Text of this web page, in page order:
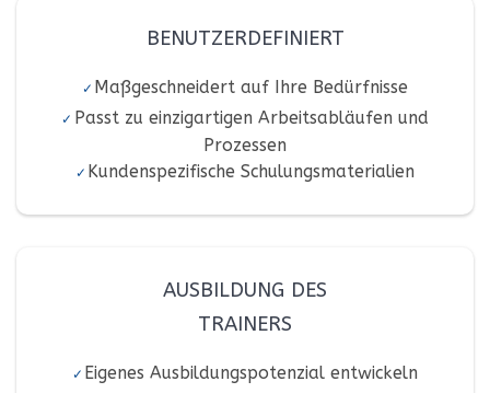
BENUTZERDEFINIERT
Maßgeschneidert auf Ihre Bedürfnisse
Passt zu einzigartigen Arbeitsabläufen und
Prozessen
Kundenspezifische Schulungsmaterialien
AUSBILDUNG DES
TRAINERS
Eigenes Ausbildungspotenzial entwickeln